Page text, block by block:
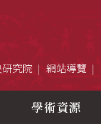
究院 網站導覽
學術資源